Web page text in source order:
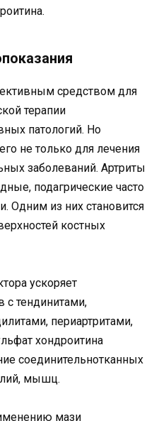
средством для
терапии
патологий. Но
не только для лечения
заболеваний. Артриты
подагрические часто
Одним из них становится
костных
ускоряет
с тендинитами,
периартритами,
хондроитина
соединительнотканных
мышц.
мази